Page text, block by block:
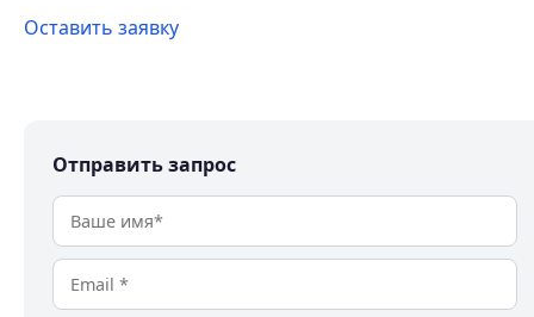
Оставить заявку
Отправить запрос